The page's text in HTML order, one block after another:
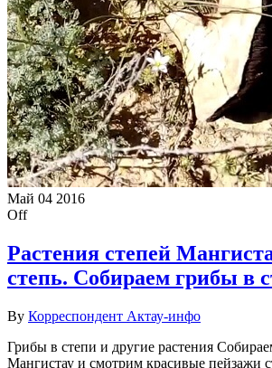
Май 04 2016
Off
Растения степей
степь. Собираем грибы в
By Корреспондент Актау-инфо
Грибы в степи и другие растения
Мангистау и смотрим красивые пейзажи